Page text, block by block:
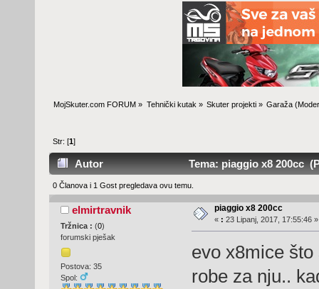
MojSkuter.com FORUM » Tehnički kutak » Skuter projekti» Garaža
Str: [1]
Autor Tema: piaggio x8 200cc
0 Članova i 1 Gost pregledava ovu temu.
elmirtravnik
Tržnica : (0)
forumski pješak
Postova: 35
Spol:
piaggio x8 200cc
« : 23 Lipanj, 2017, 17:55:46 »
evo x8mice
robe za nju..